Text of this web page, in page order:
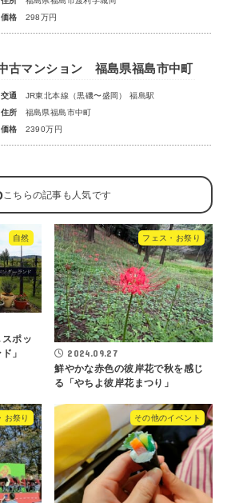
価格
298万円
古マンション 福島県福島市中町
交通
JR東北本線（黒磯〜盛岡） 福島駅
住所
福島県福島市中町
価格
2390万円
自然
ポッ
」
フェス・お祭り
2024.09.27
鮮やかな赤色の彼岸花で秋を感じ
る「やちよ彼岸花まつり」
お祭り その他のイベント